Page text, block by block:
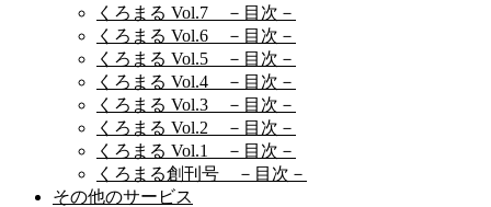
くろまる Vol.7 －目次－
くろまる Vol.6 －目次－
くろまる Vol.5 －目次－
くろまる Vol.4 －目次－
くろまる Vol.3 －目次－
くろまる Vol.2 －目次－
くろまる Vol.1 －目次－
くろまる創刊号 －目次－
その他のサービス